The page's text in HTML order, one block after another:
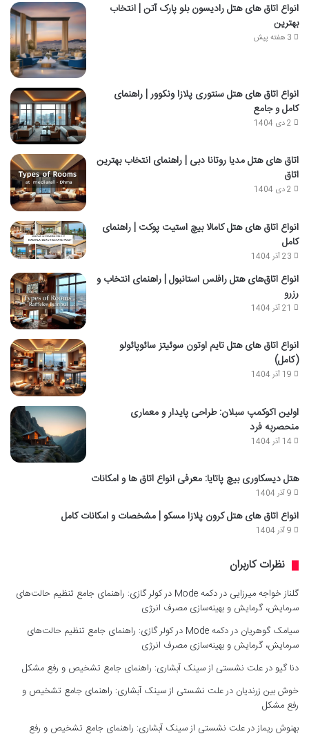
انواع اتاق های هتل رادیسون بلو پارک آتن | انتخاب
بهترین
3 هفته پیش
انواع اتاق های هتل سنتوری پلازا ونکوور | راهنمای
کامل و جامع
2 دی 1404
اتاق‌ های هتل مدیا روتانا دبی | راهنمای انتخاب بهترین
اتاق
2 دی 1404
انواع اتاق های هتل کامالا بیچ استیت پوکت | راهنمای
کامل
23 آذر 1404
انواع اتاق‌های هتل رافلس استانبول | راهنمای انتخاب و
رزرو
21 آذر 1404
انواع اتاق های هتل تایم اوتون سوئیتز سائوپائولو
(کامل)
19 آذر 1404
اولین اکوکمپ سبلان: طراحی پایدار و معماری
منحصربه فرد
14 آذر 1404
هتل دیسکاوری بیچ پاتایا: معرفی انواع اتاق ها و امکانات
9 آذر 1404
انواع اتاق های هتل کرون پلازا مسکو | مشخصات و امکانات کامل
9 آذر 1404
نظرات کاربران
گلناز خواجه میرزایی در
دکمه Mode در کولر گازی: راهنمای جامع تنظیم حالت‌های
سرمایش، گرمایش و بهینه‌سازی مصرف انرژی
سیامک گوهریان در
دکمه Mode در کولر گازی: راهنمای جامع تنظیم حالت‌های
سرمایش، گرمایش و بهینه‌سازی مصرف انرژی
دنا گیو درعلت نشستی از سینک آبشاری: راهنمای جامع تشخیص و رفع مشکل
خوش بین زرندیان درعلت نشستی از سینک آبشاری: راهنمای جامع تشخیص و
رفع مشکل
بهنوش ریمازدرعلت نشستی از سینک آبشاری: راهنمای جامع تشخیص و رفع